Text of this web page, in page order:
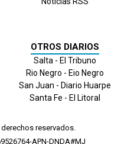
OTROS DIARIOS
Salta - El Tribuno
Rio Negro - Eio Negro
San Juan - Diario Huarpe
Santa Fe - El Litoral
reservados.
APN-DNDA#MJ